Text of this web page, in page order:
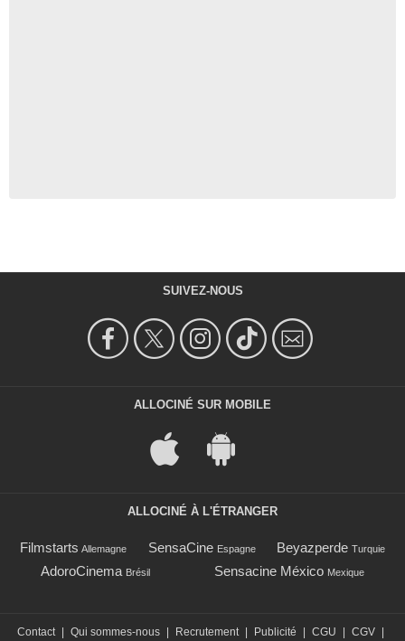
SUIVEZ-NOUS
ALLOCINÉ SUR MOBILE
ALLOCINÉ À L'ÉTRANGER
Filmstarts Allemagne SensaCine Espagne Beyazperde Turquie
AdoroCinema Brésil Sensacine México Mexique
Contact | Qui sommes-nous | Recrutement | Publicité | CGU | CGV |